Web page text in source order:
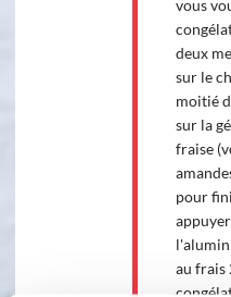
vous
deux
sur le
moitié
sur la
fraise
pour
au frais